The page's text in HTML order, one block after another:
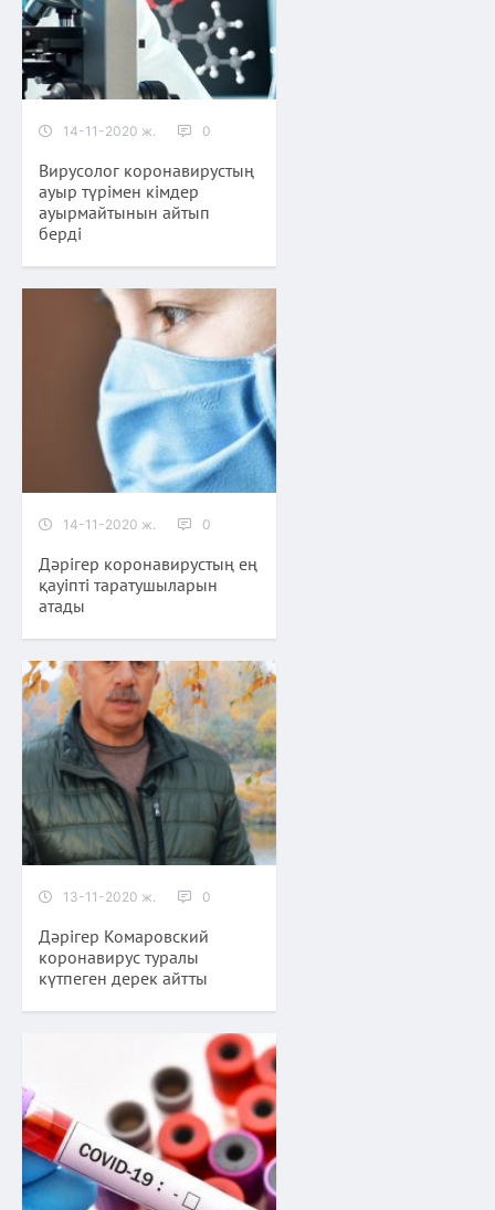
14-11-2020 ж. 0
Вирусолог коронавирустың
ауыр түрімен кімдер
ауырмайтынын айтып
берді
14-11-2020 ж. 0
Дәрігер коронавирустың ең
қауіпті таратушыларын
атады
13-11-2020 ж. 0
Дәрігер Комаровский
коронавирус туралы
күтпеген дерек айтты